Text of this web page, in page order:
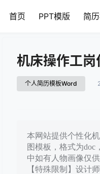
首页 PPT模版 简
机床操作工岗
个人简历模板Word
本网站提供个性化
图模板，格式为doc
中如有人物画像仅
【特殊限制】设计